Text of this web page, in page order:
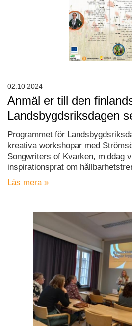
Anmäl er till den
Landsbygdsriksdagen
Programmet för
kreativa workshopar med
Songwriters of Kvarken, middag
inspirationsprat om
Läs mera »
02.10.2024